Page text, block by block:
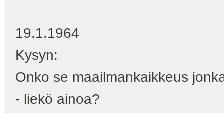
19.1.1964
Kysyn:
Onko se maailmankaikkeus
- liekö ainoa?